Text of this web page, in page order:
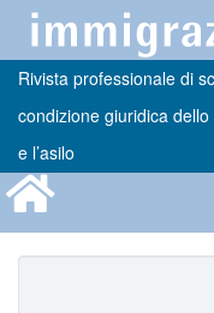
Rivista professionale di
condizione giuridica
e l’asilo